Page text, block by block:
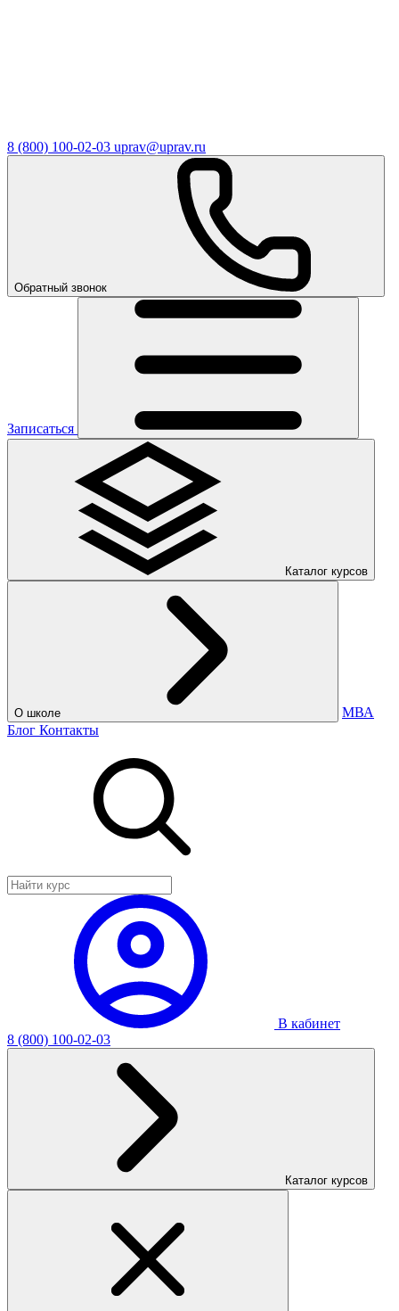
8 (800) 100-02-03 uprav@uprav.ru
Обратный звонок
Записаться
Каталог курсов
О школе
МВА
Блог Контакты
В кабинет
8 (800) 100-02-03
Каталог курсов